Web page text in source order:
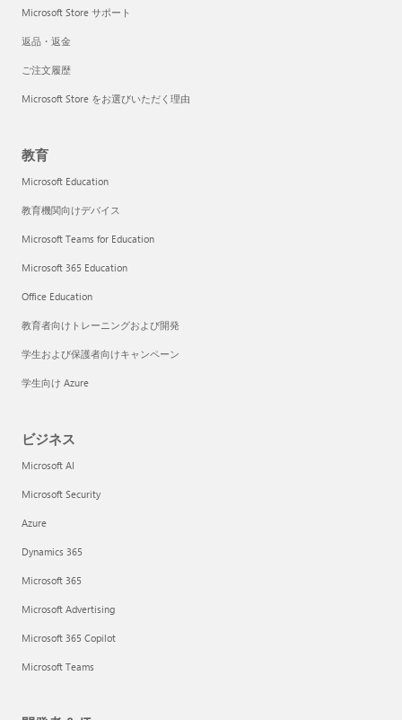
Microsoft Store サポート
返品・返金
ご注文履歴
Microsoft Store をお選びいただく理由
教育
Microsoft Education
教育機関向けデバイス
Microsoft Teams for Education
Microsoft 365 Education
Office Education
教育者向けトレーニングおよび開発
学生および保護者向けキャンペーン
学生向け Azure
ビジネス
Microsoft AI
Microsoft Security
Azure
Dynamics 365
Microsoft 365
Microsoft Advertising
Microsoft 365 Copilot
Microsoft Teams